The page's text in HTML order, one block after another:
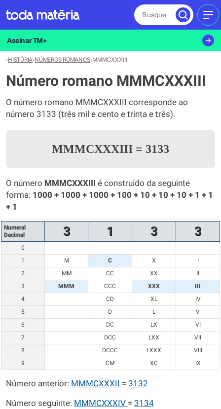
Busque
Assinar TM+
›HISTÓRIA›NÚMEROS ROMANOS›MMMCXXXIII
Número romano MMMCXXXIII
O número romano MMMCXXXIII corresponde ao
número 3133 (três mil e cento e trinta e três).
MMMCXXXIII = 3133
O número MMMCXXXIII é construído da seguinte
forma: 1000 + 1000 + 1000 + 100 + 10 + 10 + 10 + 1 + 1
+ 1
Numeral
Decimal
3 1 3 3
0
1
M C X
I
2
MM CC XX
II
3
MMM CCC XXX
III
4
CD XL
IV
5
D L
V
6
DC LX
VI
7
DCC LXX
VII
8
DCCC LXXX
VIII
9
CM XC IX
Número anterior: MMMCXXXII = 3132
Número seguinte: MMMCXXXIV = 3134